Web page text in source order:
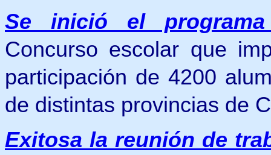
Se inició el
Concurso escolar que
participación de 4200
de distintas provincias de
Exitosa la reunión de